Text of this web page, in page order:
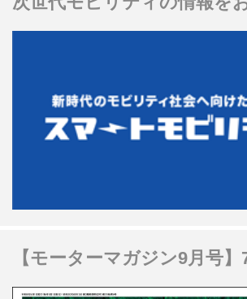
【モーターマガジン9月号